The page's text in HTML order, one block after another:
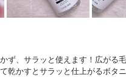
ず、サラッと使えます！広がる
乾かすとサラッと仕上がるボタ